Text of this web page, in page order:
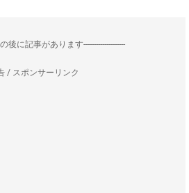
の後に記事があります--------------------
/ スポンサーリンク